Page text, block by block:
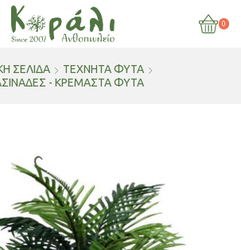
0
ΣΕΛΊΔΑ
ΤΕΧΝΗΤΑ ΦΥΤΑ
- ΚΡΕΜΑΣΤΑ ΦΥΤΑ